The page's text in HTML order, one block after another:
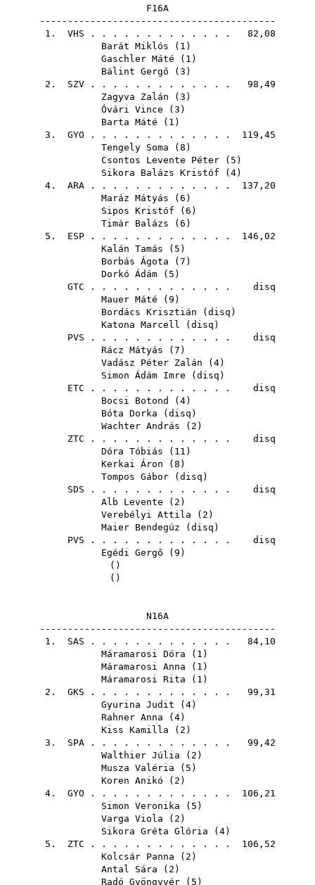
F16A
------------------------------------------
1. VHS . . . . . . . . . . . . . 82,08
Barát Miklós ( 1 )
Gaschler Máté ( 1 )
Bálint Gergő ( 3 )
2. SZV . . . . . . . . . . . . . 98,49
Zagyva Zalán ( 3 )
Óvári Vince ( 3 )
Barta Máté ( 1 )
3. GYO . . . . . . . . . . . . . 119,45
Tengely Soma ( 8 )
Csontos Levente Péter ( 5 )
Sikora Balázs Kristóf ( 4)
4. ARA . . . . . . . . . . . . . 137,20
Maráz Mátyás ( 6 )
Sipos Kristóf ( 6 )
Timár Balázs ( 6 )
5. ESP . . . . . . . . . . . . . 146,02
Kalán Tamás ( 5 )
Borbás Ágota ( 7 )
Dorkó Ádám ( 5 )
GTC . . . . . . . . . . . . . disq
Mauer Máté ( 9 )
Bordács Krisztián ( disq )
Katona Marcell ( disq )
PVS . . . . . . . . . . . . . disq
Rácz Mátyás ( 7 )
Vadász Péter Zalán ( 4)
Simon Ádám Imre ( disq )
ETC . . . . . . . . . . . . . disq
Bocsi Botond
( 4)
Bóta Dorka ( disq )
Wachter András ( 2 )
ZTC . . . . . . . . . . . . . disq
Dóra Tóbiás ( 11 )
Kerkai Áron ( 8 )
Tompos Gábor ( disq )
SDS . . . . . . . . . . . . . disq
Alb Levente ( 2 )
Verebélyi Attila ( 2 )
Maier Bendegúz ( disq )
PVS . . . . . . . . . . . . . disq
Egédi Gergő ( 9 )
()
()
N16A
------------------------------------------
1. SAS . . . . . . . . . . . . . 84,10
Máramarosi Dóra ( 1 )
Máramarosi Anna ( 1 )
Máramarosi Rita ( 1 )
2. GKS . . . . . . . . . . . . . 99,31
Gyurina Judit ( 4)
Rahner Anna ( 4)
Kiss Kamilla ( 2 )
3. SPA . . . . . . . . . . . . . 99,42
Walthier Júlia ( 2 )
Musza Valéria ( 5 )
Koren Anikó ( 2 )
4. GYO . . . . . . . . . . . . . 106,21
Simon Veronika ( 5 )
Varga Viola ( 2 )
Sikora Gréta Glória ( 4)
5. ZTC . . . . . . . . . . . . . 106,52
Kolcsár Panna ( 2 )
Antal Sára ( 2 )
Radó Gyöngyvér ( 5 )